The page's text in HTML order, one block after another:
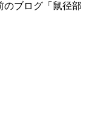
のブログ「鼠径部